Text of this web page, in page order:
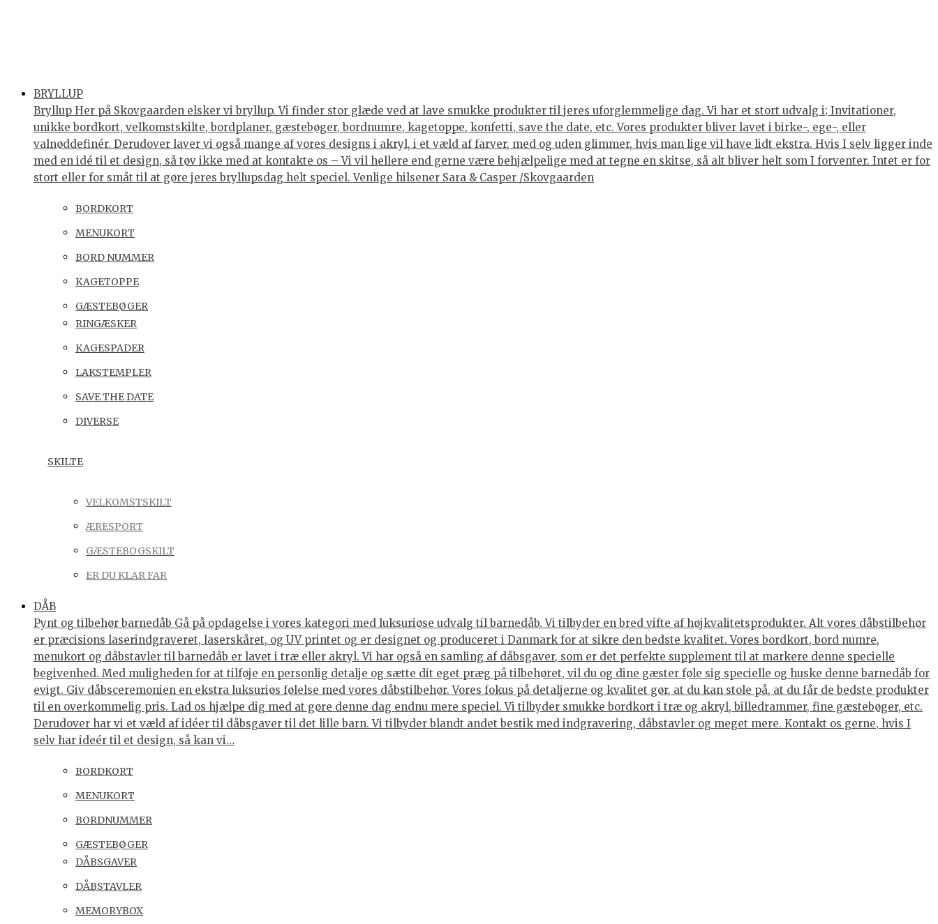
BRYLLUP
Bryllup Her på Skovgaarden elsker vi bryllup. Vi finder stor glæde ved at lave smukke produkter til jeres uforglemmelige dag. Vi har et stort udvalg i; Invitationer,
unikke bordkort, velkomstskilte, bordplaner, gæstebøger, bordnumre, kagetoppe, konfetti, save the date, etc. Vores produkter bliver lavet i birke-, ege-, eller
valnøddefinér. Derudover laver vi også mange af vores designs i akryl, i et væld af farver, med og uden glimmer, hvis man lige vil have lidt ekstra. Hvis I selv ligger inde
med en idé til et design, så tøv ikke med at kontakte os – Vi vil hellere end gerne være behjælpelige med at tegne en skitse, så alt bliver helt som I forventer. Intet er for
stort eller for småt til at gøre jeres bryllupsdag helt speciel. Venlige hilsener Sara & Casper /Skovgaarden
BORDKORT
MENUKORT
BORD NUMMER
KAGETOPPE
GÆSTEBØGER
RINGÆSKER
KAGESPADER
LAKSTEMPLER
SAVE THE DATE
DIVERSE
SKILTE
VELKOMSTSKILT
ÆRESPORT
GÆSTEBOGSKILT
ER DU KLAR FAR
DÅB
Pynt og tilbehør barnedåb Gå på opdagelse i vores kategori med luksuriøse udvalg til barnedåb. Vi tilbyder en bred vifte af højkvalitetsprodukter. Alt vores dåbstilbehør
er præcisions laserindgraveret, laserskåret, og UV printet og er designet og produceret i Danmark for at sikre den bedste kvalitet. Vores bordkort, bord numre,
menukort og dåbstavler til barnedåb er lavet i træ eller akryl. Vi har også en samling af dåbsgaver, som er det perfekte supplement til at markere denne specielle
begivenhed. Med muligheden for at tilføje en personlig detalje og sætte dit eget præg på tilbehøret, vil du og dine gæster føle sig specielle og huske denne barnedåb for
evigt. Giv dåbsceremonien en ekstra luksuriøs følelse med vores dåbstilbehør. Vores fokus på detaljerne og kvalitet gør, at du kan stole på, at du får de bedste produkter
til en overkommelig pris. Lad os hjælpe dig med at gøre denne dag endnu mere speciel. Vi tilbyder smukke bordkort i træ og akryl, billedrammer, fine gæstebøger, etc.
Derudover har vi et væld af idéer til dåbsgaver til det lille barn. Vi tilbyder blandt andet bestik med indgravering, dåbstavler og meget mere. Kontakt os gerne, hvis I
selv har ideér til et design, så kan vi…
BORDKORT
MENUKORT
BORDNUMMER
GÆSTEBØGER
DÅBSGAVER
DÅBSTAVLER
MEMORYBOX